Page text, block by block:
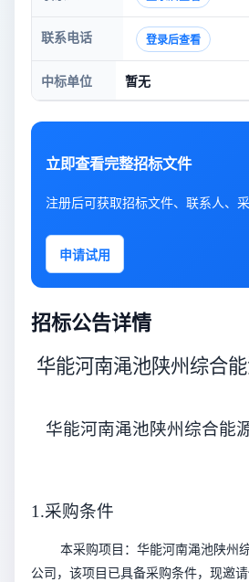
联系电话 登录后查看
中标单位 暂无
立即查看完整招标文件
注册后可获取招标文件、联系人、
申请试用
招标公告详情
华能河南渑池陕州综合
华能河南渑池陕州综合能
1.采购条件
本采购项目：华能河南渑池陕州
公司，该项目已具备采购条件，现邀